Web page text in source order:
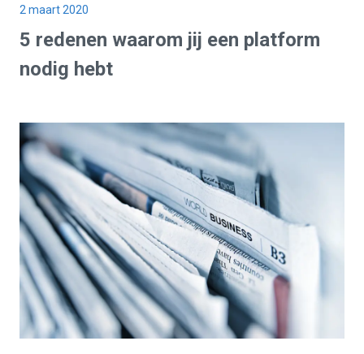
2 maart 2020
5 redenen waarom jij een platform
nodig hebt